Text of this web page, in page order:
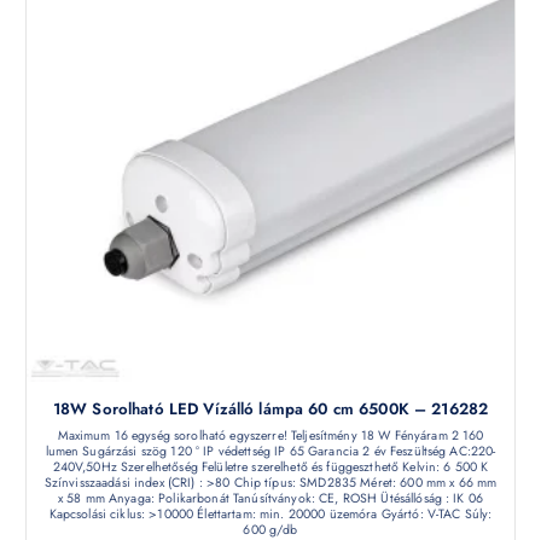
18W Sorolható LED Vízálló lámpa 60 cm 6500K – 216282
Maximum 16 egység sorolható egyszerre! Teljesítmény 18 W Fényáram 2 160
lumen Sugárzási szög 120 ° IP védettség IP 65 Garancia 2 év Feszültség AC:220-
240V,50Hz Szerelhetőség Felületre szerelhető és függeszthető Kelvin: 6 500 K
Színvisszaadási index (CRI) : >80 Chip típus: SMD2835 Méret: 600 mm x 66 mm
x 58 mm Anyaga: Polikarbonát Tanúsítványok: CE, ROSH Ütésállóság : IK 06
Kapcsolási ciklus: >10000 Élettartam: min. 20000 üzemóra Gyártó: V-TAC Súly:
600 g/db